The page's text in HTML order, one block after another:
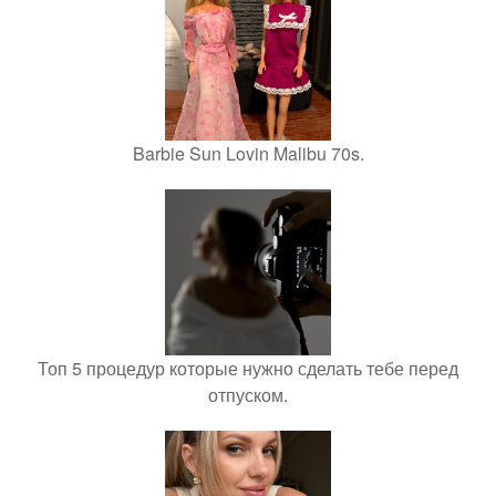
Barbie Sun Lovin Malibu 70s.
Топ 5 процедур которые нужно сделать тебе перед
отпуском.